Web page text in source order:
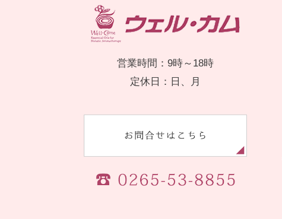
営業時間：9時～18時
定休日：日、月